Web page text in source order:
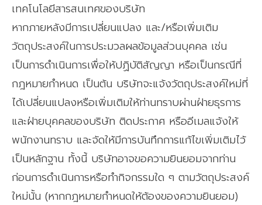
เทคโนโลยีสารสนเทศของบริษัท
หากภายหลังมีการเปลี่ยนแปลง และ/หรือเพิ่มเติม
วัตถุประสงค์ในการประมวลผลข้อมูลส่วนบุคคล เช่น
เป็นการดำเนินการเพื่อให้ปฏิบัติสัญญา หรือเป็นกรณีที่
กฎหมายกำหนด เป็นต้น บริษัทจะแจ้งวัตถุประสงค์ใหม่ที่
ได้เปลี่ยนแปลงหรือเพิ่มเติมให้ท่านทราบผ่านฝ่ายธุรการ
และฝ่ายบุคคลของบริษัท ติดประกาศ หรืออีเมลแจ้งให้
พนักงานทราบ และจัดให้มีการบันทึกการแก้ไขเพิ่มเติมไว้
เป็นหลักฐาน ทั้งนี้ บริษัทอาจขอความยินยอมจากท่าน
ก่อนการดำเนินการหรือทำกิจกรรมใด ๆ ตามวัตถุประสงค์
ใหม่นั้น (หากกฎหมายกำหนดให้ต้องของความยินยอม)